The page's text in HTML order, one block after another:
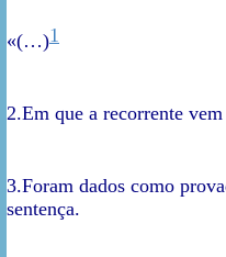
«(…)1
2.Em que a recorrente
3.Foram dados como
sentença.